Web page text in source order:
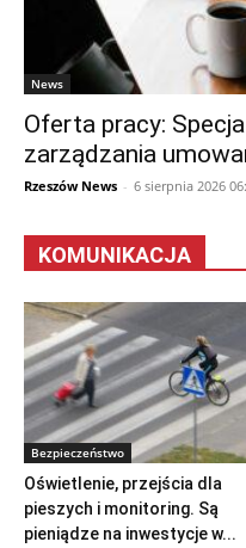
News
Oferta pracy:
zarządzania
Rzeszów News - 6 sierpnia 2026
KOMUNIKACJA
Bezpieczeństwo
Oświetlenie, przejścia dla
pieszych i monitoring. Są
pieniądze na inwestycje w...